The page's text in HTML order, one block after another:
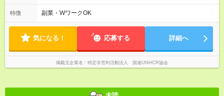
次昇給制度 ◇昇格制度 【試用期間】試用期間あり 試用期間の長
さ：1ヶ月 雇用形態、給与は本採用時と同じです。 初回は1か月
契約でトライアル期間（給与・待遇に差異なし）
間 ─────── 8:00～21:00の中でシフト制 ※実働8時間（休憩
60分） ※活動場所により開始・終了時間は変動 ─────── 選
や月水金日、火水金土日など フルタイムで取り組みたい方も、
Ｗワーク希望の方も歓迎◎
特徴 副業・WワークOK
気になる！ 応募する 詳細へ
掲載元企業名 特定非営利活動法人 国連UNHCR協会